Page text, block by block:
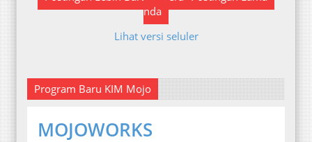
nda
Lihat versi seluler
Program Baru KIM Mojo
MOJOWORKS